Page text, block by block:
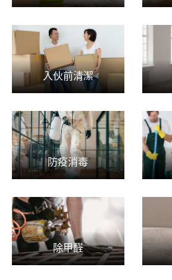
入伙前清潔
防疫消毒
除甲醛